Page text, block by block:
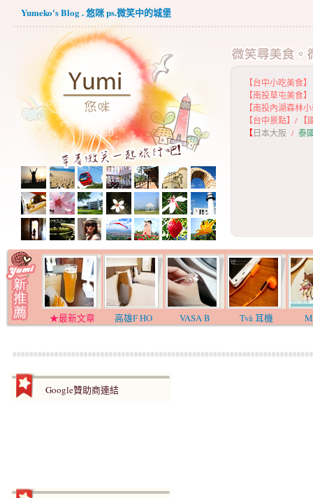
Yumeko's Blog . 悠咪 ps.微笑中的城堡
【台中小吃美食】
【南投草屯美食】
【南投內湖森林
【台中景點】 /
【日本大阪 / 泰
★最新文章 高雄F HO VASA B Två 耳機
Google贊助商連結